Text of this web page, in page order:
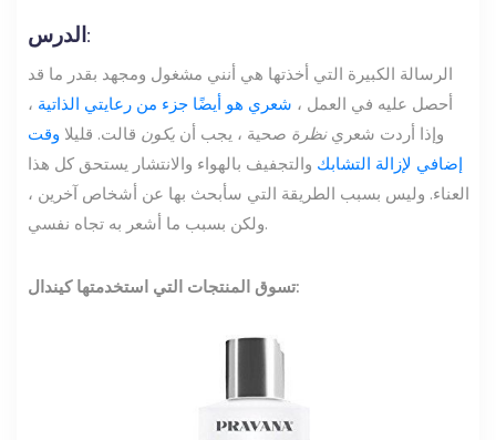
الدرس:
الرسالة الكبيرة التي أخذتها هي أنني مشغول ومجهد بقدر ما قد
أحصل عليه في العمل ، شعري هو أيضًا جزء من رعايتي الذاتية ،
وإذا أردت شعرينظرة صحية ، يجب أن يكون قالت. قليلا وقت
إضافي لإزالة التشابك والتجفيف بالهواء والانتشار يستحق كل هذا
العناء. وليس بسبب الطريقة التي سأبحث بها عن أشخاص آخرين ،
ولكن بسبب ما أشعر به تجاه نفسي.
تسوق المنتجات التي استخدمتها كيندال: